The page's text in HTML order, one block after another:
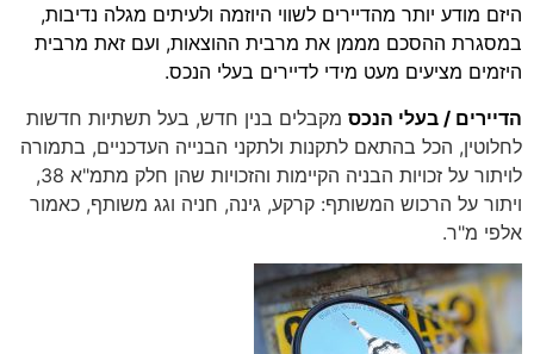
היזם מודע יותר מהדיירים לשווי היוזמה ולעיתים מגלה נדיבות,
במסגרת ההסכם מממן את מרבית ההוצאות, ועם זאת מרבית
היזמים מציעים מעט מידי לדיירים בעלי הנכס.
הדיירים / בעלי הנכס מקבלים בנין חדש, בעל תשתיות חדשות
לחלוטין, הכל בהתאם לתקנות ולתקני הבנייה העדכניים, בתמורה
לויתור על זכויות הבניה הקיימות והזכויות שהן חלק מתמ"א 38,
ויתור על הרכוש המשותף: קרקע, גינה, חניה וגג משותף, כאמור
אלפי מ"ר.